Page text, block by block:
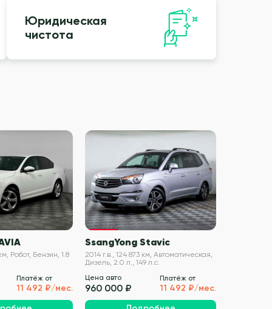
Юридическая
чистота
VIN проверен
Робот, Бензин, 1.8
Платёж от
11 492 ₽/мес.
VIN проверен
SsangYong Stavic
2014 г.в., 124 873 км, Автоматическая,
Дизель, 2.0 л., 149 л.с.
Цена авто
960 000 ₽
Платёж от
11 492 ₽/мес.